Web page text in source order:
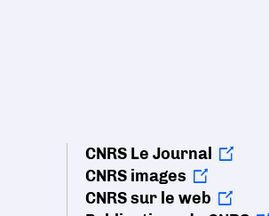
CNRS Le Journal
CNRS images
CNRS sur le web